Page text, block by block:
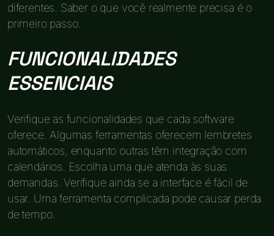
diferentes. Saber o que você realmente precisa é o
primeiro passo.
FUNCIONALIDADES
ESSENCIAIS
Verifique as funcionalidades que cada software
oferece. Algumas ferramentas oferecem lembretes
automáticos, enquanto outras têm integração com
calendários. Escolha uma que atenda às suas
demandas. Verifique ainda se a interface é fácil de
usar. Uma ferramenta complicada pode causar perda
de tempo.